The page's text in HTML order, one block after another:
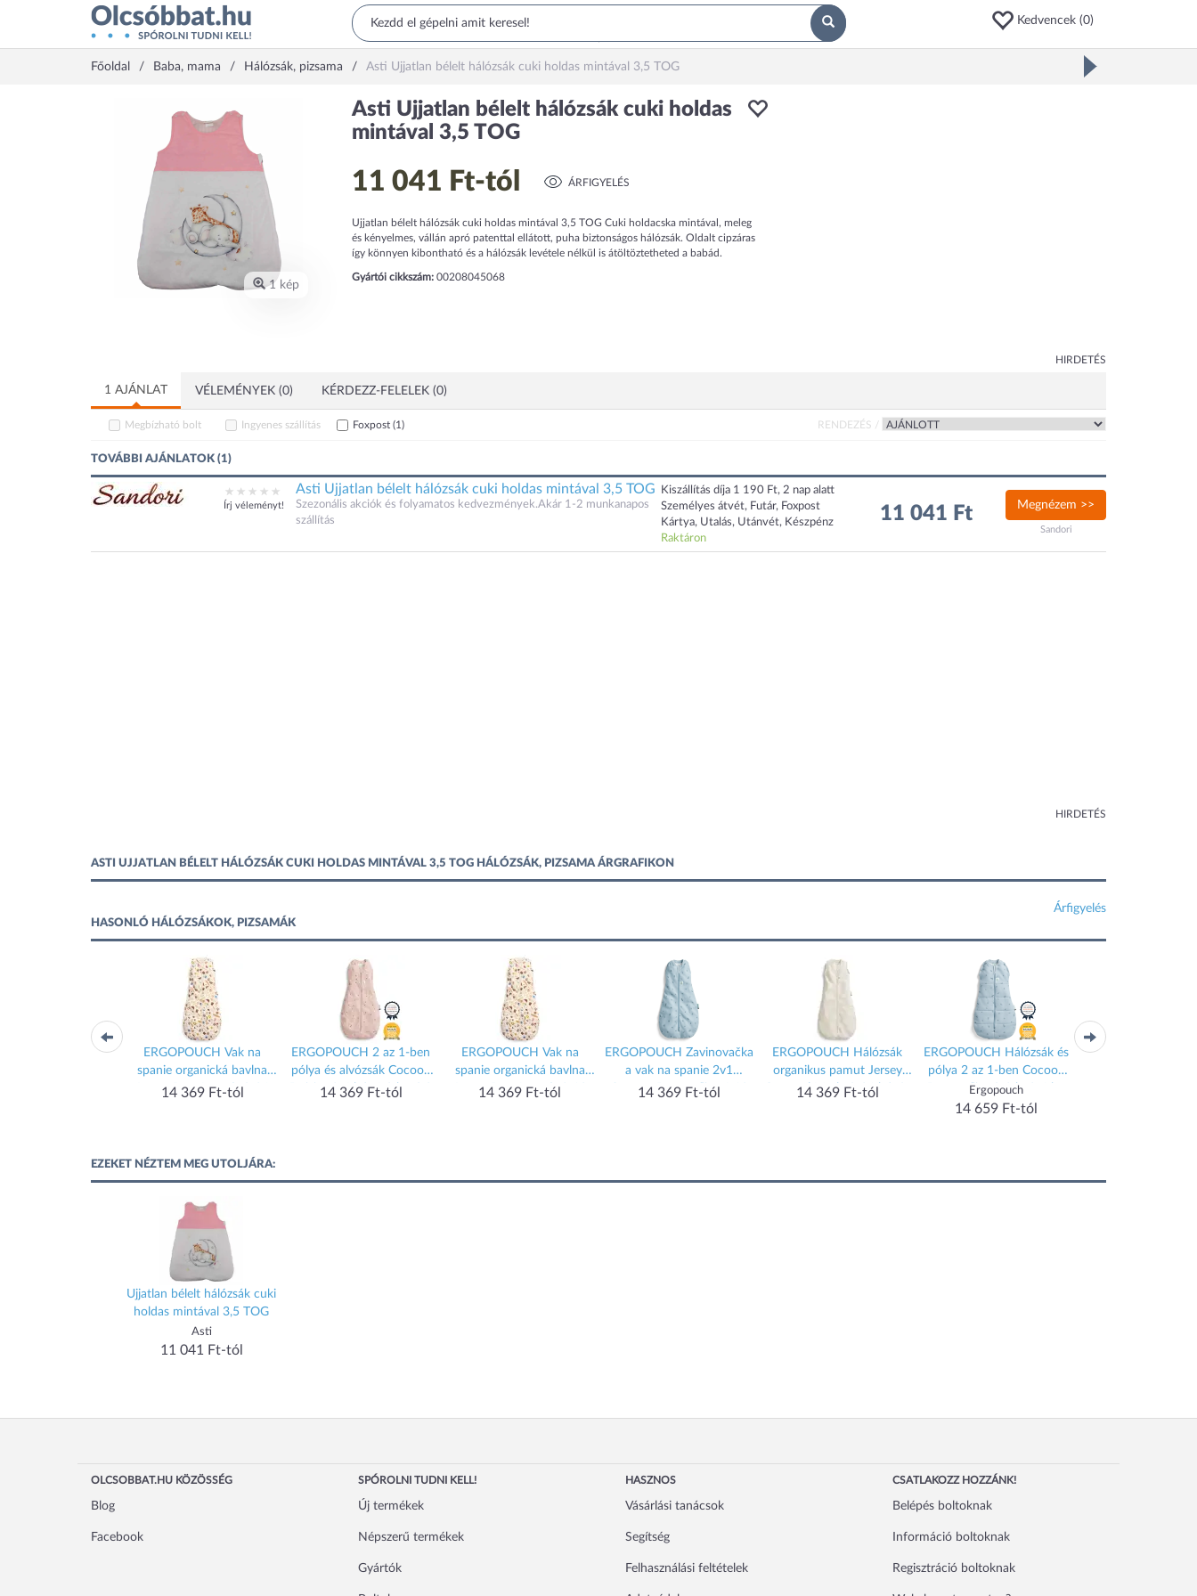
Kedvencek (0)
Főoldal Baba, mama Hálózsák, pizsama Asti Ujjatlan bélelt hálózsák cuki holdas mintával 3,5 TOG
1 kép
Asti Ujjatlan bélelt hálózsák cuki holdas
mintával 3,5 TOG
11 041 Ft-tól ÁRFIGYELÉS
Ujjatlan bélelt hálózsák cuki holdas mintával 3,5 TOG Cuki holdacska mintával, meleg
és kényelmes, vállán apró patenttal ellátott, puha biztonságos hálózsák. Oldalt cipzáras
így könnyen kibontható és a hálózsák levétele nélkül is átöltöztetheted a babád.
Gyártói cikkszám:00208045068
HIRDETÉS
1 AJÁNLAT VÉLEMÉNYEK (0) KÉRDEZZ-FELELEK (0)
Megbízható bolt Ingyenes szállítás Foxpost (1) RENDEZÉS /
TOVÁBBI AJÁNLATOK (1)
Írj véleményt!
Asti Ujjatlan bélelt hálózsák cuki holdas mintával 3,5 TOG
Szezonális akciók és folyamatos kedvezmények.Akár 1-2 munkanapos
szállítás
Kiszállítás díja 1 190 Ft, 2 nap alatt
Személyes átvét, Futár, Foxpost
Kártya, Utalás, Utánvét, Készpénz
Raktáron
11 041 Ft Megnézem >>
Sandori
HIRDETÉS
ASTI UJJATLAN BÉLELT HÁLÓZSÁK CUKI HOLDAS MINTÁVAL 3,5 TOG HÁLÓZSÁK, PIZSAMA ÁRGRAFIKON
Árfigyelés
HASONLÓ HÁLÓZSÁKOK, PIZSAMÁK
2 az 1-ben
ERGOPOUCH Vak na
spanie organická bavlna
Jersey Bon Appetit 8-24
14 369 Ft-tól
ERGOPOUCH 2 az 1-ben
pólya és alvózsák Cocoon
Daisies 3-6 hó, 6-8 kg, 0,2
14 369 Ft-tól
ERGOPOUCH Vak na
spanie organická bavlna
Jersey Bon Appetit 3-12
14 369 Ft-tól
ERGOPOUCH Zavinovačka
a vak na spanie 2v1
Cocoon Dragonflies 6-12
14 369 Ft-tól
ERGOPOUCH Hálózsák
organikus pamut Jersey
Oatmeal Marle 8-24 hó, 8-
14 369 Ft-tól
ERGOPOUCH Hálózsák és
pólya 2 az 1-ben Cocoon
Dragonflies 0-3 h, 3-6 kg,
2,5 tog
Ergopouch
14 659 Ft-tól
ERGOPOUCH
EZEKET NÉZTEM MEG UTOLJÁRA:
Ujjatlan bélelt hálózsák cuki
holdas mintával 3,5 TOG
Asti
11 041 Ft-tól
OLCSOBBAT.HU KÖZÖSSÉG
Blog
Facebook
SPÓROLNI TUDNI KELL!
Új termékek
Népszerű termékek
Gyártók
HASZNOS
Vásárlási tanácsok
Segítség
Felhasználási feltételek
CSATLAKOZZ HOZZÁNK!
Belépés boltoknak
Információ boltoknak
Regisztráció boltoknak